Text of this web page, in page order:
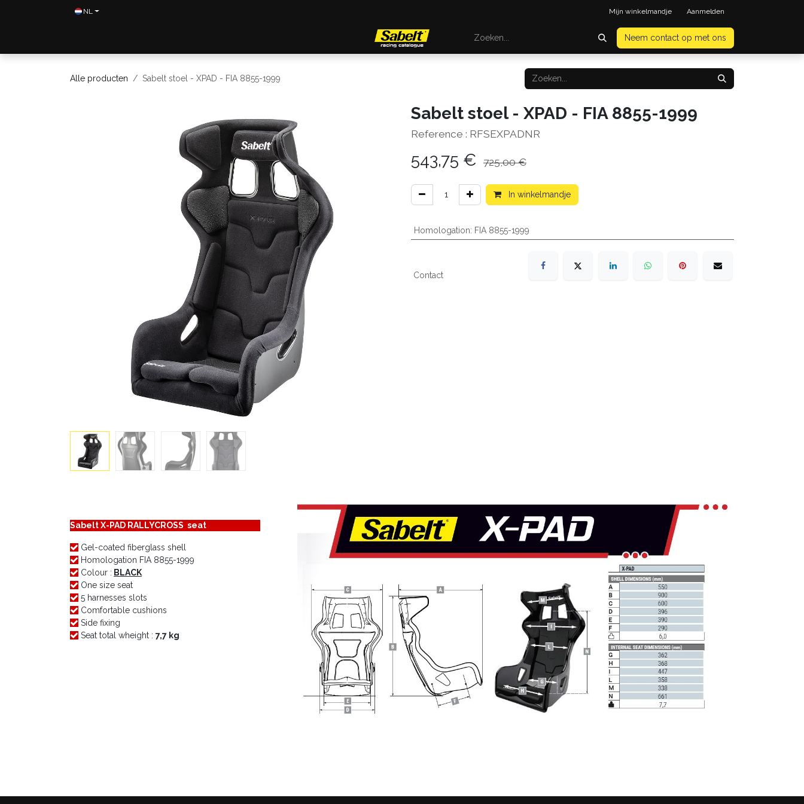
NL Mijn winkelmandje Aanmelden
Neem contact op met ons
Alle producten Sabelt stoel - XPAD - FIA 8855-1999
Sabelt stoel - XPAD - FIA 8855-1999
Reference : RFSEXPADNR
543,75 € 725,00€
In winkelmandje
Homologation: FIA 8855-1999
Contact
Sabelt X-PAD RALLYCROSS seat
Gel-coated fiberglass shell
Homologation FIA 8855-1999
Colour : BLACK
One size seat
5 harnesses slots
Comfortable cushions
Side fixing
Seat total wheight : 7,7 kg